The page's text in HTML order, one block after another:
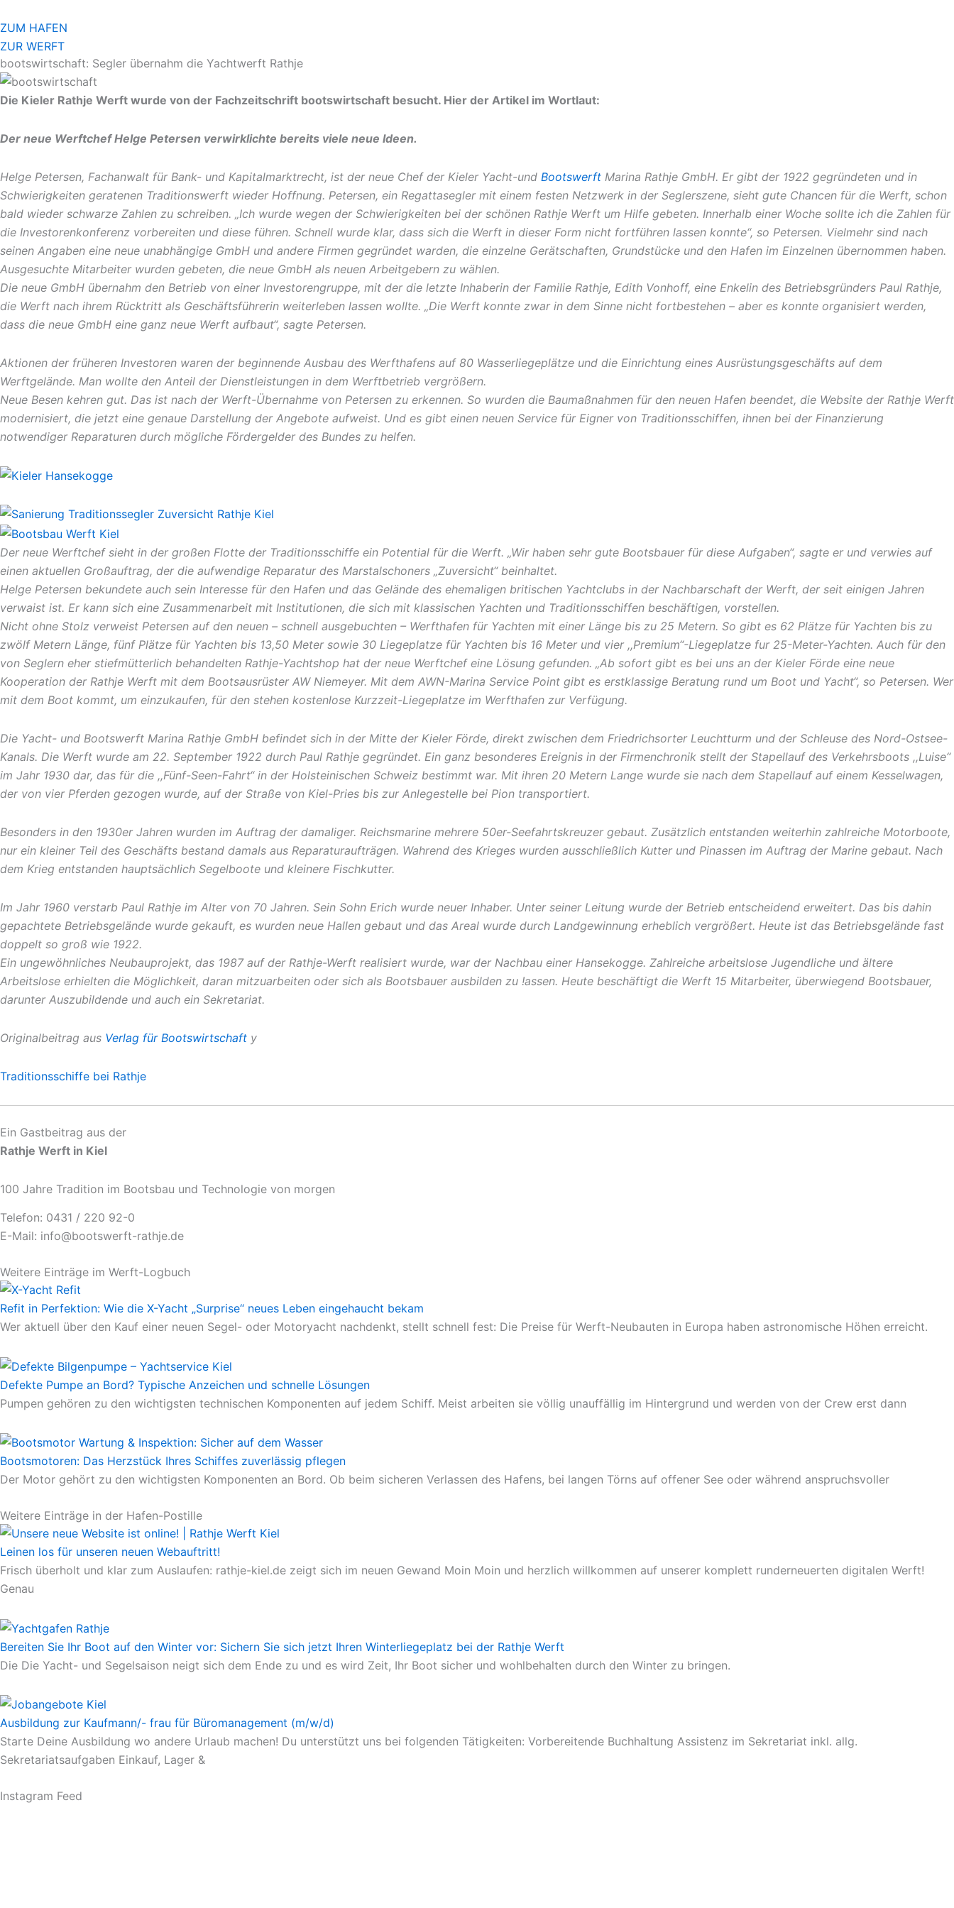
Inhalt
springen
ZUM HAFEN
ZUR WERFT
bootswirtschaft: Segler übernahm die Yachtwerft Rathje
Die Kieler Rathje Werft wurde von der Fachzeitschrift bootswirtschaft besucht. Hier der Artikel im Wortlaut:
Der neue Werftchef Helge Petersen verwirklichte bereits viele neue Ideen.
Helge Petersen, Fachanwalt für Bank- und Kapitalmarktrecht, ist der neue Chef der Kieler Yacht-und Bootswerft Marina Rathje GmbH. Er gibt der 1922 gegründeten und in
Schwierigkeiten geratenen Traditionswerft wieder Hoffnung. Petersen, ein Regattasegler mit einem festen Netzwerk in der Seglerszene, sieht gute Chancen für die Werft, schon
bald wieder schwarze Zahlen zu schreiben. „Ich wurde wegen der Schwierigkeiten bei der schönen Rathje Werft um Hilfe gebeten. Innerhalb einer Woche sollte ich die Zahlen für
die Investorenkonferenz vorbereiten und diese führen. Schnell wurde klar, dass sich die Werft in dieser Form nicht fortführen lassen konnte“, so Petersen. Vielmehr sind nach
seinen Angaben eine neue unabhängige GmbH und andere Firmen gegründet warden, die einzelne Gerätschaften, Grundstücke und den Hafen im Einzelnen übernommen haben.
Ausgesuchte Mitarbeiter wurden gebeten, die neue GmbH als neuen Arbeitgebern zu wählen.
Die neue GmbH übernahm den Betrieb von einer Investorengruppe, mit der die letzte Inhaberin der Familie Rathje, Edith Vonhoff, eine Enkelin des Betriebsgründers Paul Rathje,
die Werft nach ihrem Rücktritt als Geschäftsführerin weiterleben lassen wollte. „Die Werft konnte zwar in dem Sinne nicht fortbestehen – aber es konnte organisiert werden,
dass die neue GmbH eine ganz neue Werft aufbaut“, sagte Petersen.
Aktionen der früheren Investoren waren der beginnende Ausbau des Werfthafens auf 80 Wasserliegeplätze und die Einrichtung eines Ausrüstungsgeschäfts auf dem
Werftgelände. Man wollte den Anteil der Dienstleistungen in dem Werftbetrieb vergrößern.
Neue Besen kehren gut. Das ist nach der Werft-Übernahme von Petersen zu erkennen. So wurden die Baumaßnahmen für den neuen Hafen beendet, die Website der Rathje Werft
modernisiert, die jetzt eine genaue Darstellung der Angebote aufweist. Und es gibt einen neuen Service für Eigner von Traditionsschiffen, ihnen bei der Finanzierung
notwendiger Reparaturen durch mögliche Fördergelder des Bundes zu helfen.
Der neue Werftchef sieht in der großen Flotte der Traditionsschiffe ein Potential für die Werft. „Wir haben sehr gute Bootsbauer für diese Aufgaben“, sagte er und verwies auf
einen aktuellen Großauftrag, der die aufwendige Reparatur des Marstalschoners „Zuversicht“ beinhaltet.
Helge Petersen bekundete auch sein Interesse für den Hafen und das Gelände des ehemaligen britischen Yachtclubs in der Nachbarschaft der Werft, der seit einigen Jahren
verwaist ist. Er kann sich eine Zusammenarbeit mit Institutionen, die sich mit klassischen Yachten und Traditionsschiffen beschäftigen, vorstellen.
Nicht ohne Stolz verweist Petersen auf den neuen – schnell ausgebuchten – Werfthafen für Yachten mit einer Länge bis zu 25 Metern. So gibt es 62 Plätze für Yachten bis zu
zwölf Metern Länge, fünf Plätze für Yachten bis 13,50 Meter sowie 30 Liegeplatze für Yachten bis 16 Meter und vier ,,Premium“-Liegeplatze fur 25-Meter-Yachten. Auch für den
von Seglern eher stiefmütterlich behandelten Rathje-Yachtshop hat der neue Werftchef eine Lösung gefunden. „Ab sofort gibt es bei uns an der Kieler Förde eine neue
Kooperation der Rathje Werft mit dem Bootsausrüster AW Niemeyer. Mit dem AWN-Marina Service Point gibt es erstklassige Beratung rund um Boot und Yacht“, so Petersen. Wer
mit dem Boot kommt, um einzukaufen, für den stehen kostenlose Kurzzeit-Liegeplatze im Werfthafen zur Verfügung.
Die Yacht- und Bootswerft Marina Rathje GmbH befindet sich in der Mitte der Kieler Förde, direkt zwischen dem Friedrichsorter Leuchtturm und der Schleuse des Nord-Ostsee-
Kanals. Die Werft wurde am 22. September 1922 durch Paul Rathje gegründet. Ein ganz besonderes Ereignis in der Firmenchronik stellt der Stapellauf des Verkehrsboots ,,Luise“
im Jahr 1930 dar, das für die ,,Fünf-Seen-Fahrt“ in der Holsteinischen Schweiz bestimmt war. Mit ihren 20 Metern Lange wurde sie nach dem Stapellauf auf einem Kesselwagen,
der von vier Pferden gezogen wurde, auf der Straße von Kiel-Pries bis zur Anlegestelle bei Pion transportiert.
Besonders in den 1930er Jahren wurden im Auftrag der damaliger. Reichsmarine mehrere 50er-Seefahrtskreuzer gebaut. Zusätzlich entstanden weiterhin zahlreiche Motorboote,
nur ein kleiner Teil des Geschäfts bestand damals aus Reparaturaufträgen. Wahrend des Krieges wurden ausschließlich Kutter und Pinassen im Auftrag der Marine gebaut. Nach
dem Krieg entstanden hauptsächlich Segelboote und kleinere Fischkutter.
Im Jahr 1960 verstarb Paul Rathje im Alter von 70 Jahren. Sein Sohn Erich wurde neuer Inhaber. Unter seiner Leitung wurde der Betrieb entscheidend erweitert. Das bis dahin
gepachtete Betriebsgelände wurde gekauft, es wurden neue Hallen gebaut und das Areal wurde durch Landgewinnung erheblich vergrößert. Heute ist das Betriebsgelände fast
doppelt so groß wie 1922.
Ein ungewöhnliches Neubauprojekt, das 1987 auf der Rathje-Werft realisiert wurde, war der Nachbau einer Hansekogge. Zahlreiche arbeitslose Jugendliche und ältere
Arbeitslose erhielten die Möglichkeit, daran mitzuarbeiten oder sich als Bootsbauer ausbilden zu !assen. Heute beschäftigt die Werft 15 Mitarbeiter, überwiegend Bootsbauer,
darunter Auszubildende und auch ein Sekretariat.
Originalbeitrag aus Verlag für Bootswirtschaft y
Traditionsschiffe bei Rathje
Ein Gastbeitrag aus der
Rathje Werft in Kiel
100 Jahre Tradition im Bootsbau und Technologie von morgen
Telefon: 0431 / 220 92-0
E-Mail: info@bootswerft-rathje.de
Weitere Einträge im Werft-Logbuch
Refit in Perfektion: Wie die X-Yacht „Surprise“ neues Leben eingehaucht bekam
Wer aktuell über den Kauf einer neuen Segel- oder Motoryacht nachdenkt, stellt schnell fest: Die Preise für Werft-Neubauten in Europa haben astronomische Höhen erreicht.
Defekte Pumpe an Bord? Typische Anzeichen und schnelle Lösungen
Pumpen gehören zu den wichtigsten technischen Komponenten auf jedem Schiff. Meist arbeiten sie völlig unauffällig im Hintergrund und werden von der Crew erst dann
Bootsmotoren: Das Herzstück Ihres Schiffes zuverlässig pflegen
Der Motor gehört zu den wichtigsten Komponenten an Bord. Ob beim sicheren Verlassen des Hafens, bei langen Törns auf offener See oder während anspruchsvoller
Weitere Einträge in der Hafen-Postille
Leinen los für unseren neuen Webauftritt!
Frisch überholt und klar zum Auslaufen: rathje-kiel.de zeigt sich im neuen Gewand Moin Moin und herzlich willkommen auf unserer komplett runderneuerten digitalen Werft!
Genau
Bereiten Sie Ihr Boot auf den Winter vor: Sichern Sie sich jetzt Ihren Winterliegeplatz bei der Rathje Werft
Die Die Yacht- und Segelsaison neigt sich dem Ende zu und es wird Zeit, Ihr Boot sicher und wohlbehalten durch den Winter zu bringen.
Ausbildung zur Kaufmann/- frau für Büromanagement (m/w/d)
Starte Deine Ausbildung wo andere Urlaub machen! Du unterstützt uns bei folgenden Tätigkeiten: Vorbereitende Buchhaltung Assistenz im Sekretariat inkl. allg.
Sekretariatsaufgaben Einkauf, Lager &
Instagram Feed